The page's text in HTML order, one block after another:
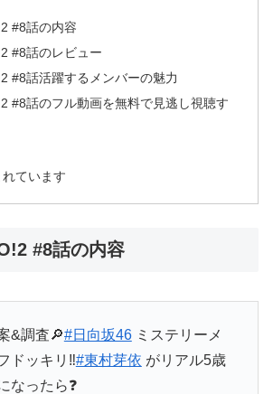
#8話の内容
#8話のレビュー
#8話活躍するメンバーの魅力
#8話のフル動画を無料で見逃し視聴す
ています
#8話の内容
&調査🔎#日向坂46ミステリーメ
ドッキリ‼️#東村芽依 がリアル5歳
なったら❓